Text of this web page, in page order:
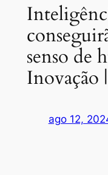
senso de
Inovação
ago 12,